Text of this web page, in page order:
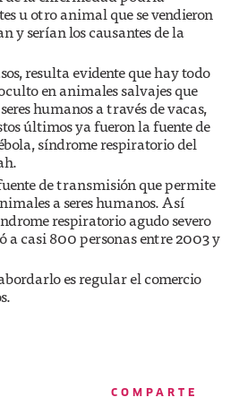
u otro animal que se vendieron
y serían los causantes de la
resulta evidente que hay todo
en animales salvajes que
humanos a través de vacas,
últimos ya fueron la fuente de
síndrome respiratorio del
de transmisión que permite
a seres humanos. Así
respiratorio agudo severo
a casi 800 personas entre 2003 y
es regular el comercio
COMPARTE